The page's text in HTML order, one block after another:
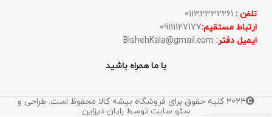
تلفن :
ارتباط مستقیم:09111127177
ایمیل دفتر:
با ما همراه باشید
2024 کلیه حقوق برای فروشگاه بیشه کالا محفوظ است. طراحی و
سئو سایت توسط رایان دیزاین